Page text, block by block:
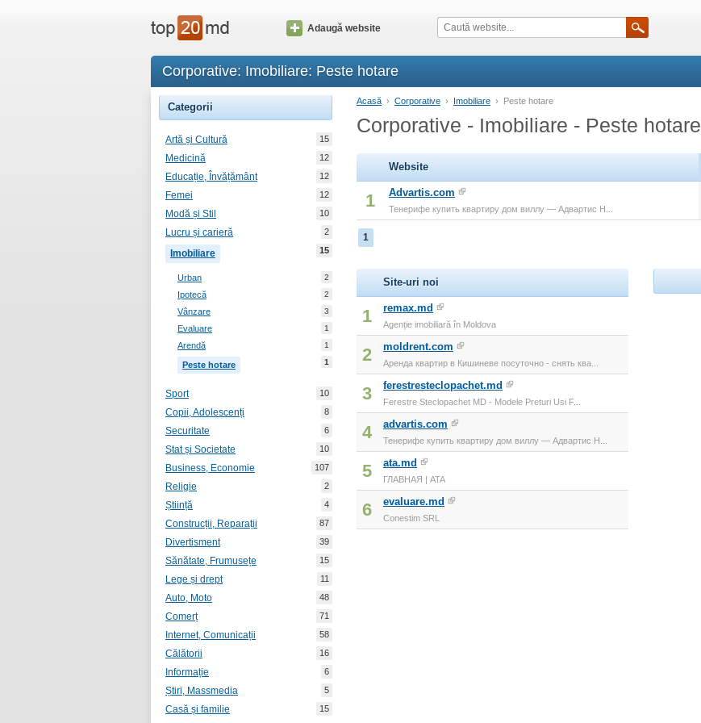
Adaugă website
Corporative: Imobiliare: Peste hotare
Categorii
Artă și Cultură 15
Medicină 12
Educație, Învățământ 12
Femei 12
Modă și Stil 10
Lucru și carieră 2
Imobiliare 15
Urban 2
Ipotecă 2
Vânzare 3
Evaluare 1
Arendă 1
Peste hotare 1
Sport 10
Copii, Adolescenți 8
Securitate 6
Stat și Societate 10
Business, Economie 107
Religie 2
Știință 4
Construcții, Reparații 87
Divertisment 39
Sănătate, Frumusețe 15
Lege și drept 11
Auto, Moto 48
Comerț 71
Internet, Comunicații 58
Călătorii 16
Informație 6
Știri, Massmedia 5
Casă și familie 15
Acasă › Corporative › Imobiliare › Peste hotare
Corporative - Imobiliare - Peste hotare
Website
1 Advartis.com
Тенерифе купить квартиру дом виллу — Адвартис Н...
1
Site-uri noi
1 remax.md
Agenție imobiliară în Moldova
2 moldrent.com
Аренда квартир в Кишиневе посуточно - cнять ква...
3 ferestresteclopachet.md
Ferestre Steclopachet MD - Modele Preturi Usi F...
4 advartis.com
Тенерифе купить квартиру дом виллу — Адвартис Н...
5 ata.md
ГЛАВНАЯ | ATA
6 evaluare.md
Conestim SRL